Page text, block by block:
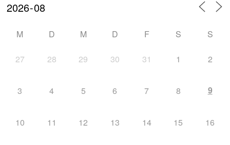
M D M D F S S
27 28 29 30 31 1 2
3 4 5 6 7 8 9
10 11 12 13 14 15 16